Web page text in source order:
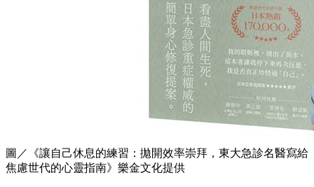
圖／《讓自己休息的練習：拋開效率崇拜，東大急診名醫寫給
焦慮世代的心靈指南》樂金文化提供